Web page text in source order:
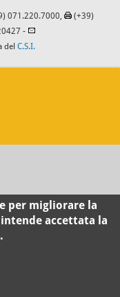
071.220.7000,
(+39)
-
del C.S.I.
per migliorare la
accettata la
.